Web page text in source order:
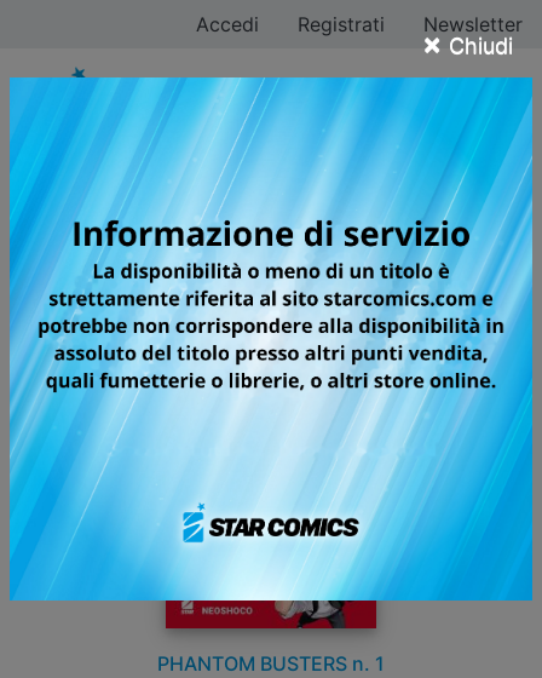
× Chiudi
Accedi Registrati Newsletter
Tutti i fumetti per la
testata GHOST
PHANTOM BUSTERS n. 1